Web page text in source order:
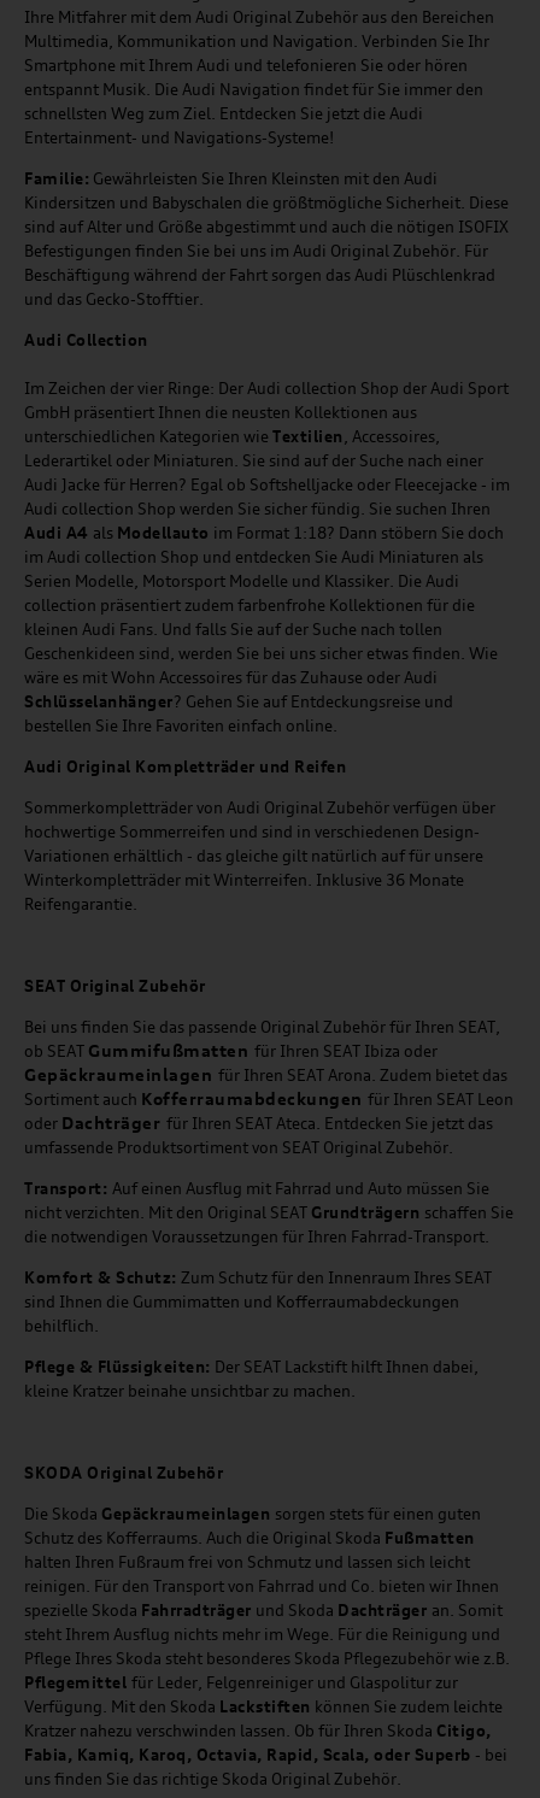
Ihre Mitfahrer mit dem Audi Original Zubehör aus den Bereichen
Multimedia, Kommunikation und Navigation. Verbinden Sie Ihr
Smartphone mit Ihrem Audi und telefonieren Sie oder hören
entspannt Musik. Die Audi Navigation findet für Sie immer den
schnellsten Weg zum Ziel. Entdecken Sie jetzt die Audi
Entertainment- und Navigations-Systeme!
Familie: Gewährleisten Sie Ihren Kleinsten mit den Audi
Kindersitzen und Babyschalen die größtmögliche Sicherheit. Diese
sind auf Alter und Größe abgestimmt und auch die nötigen ISOFIX
Befestigungen finden Sie bei uns im Audi Original Zubehör. Für
Beschäftigung während der Fahrt sorgen das Audi Plüschlenkrad
und das Gecko-Stofftier.
Audi Collection
Im Zeichen der vier Ringe: Der Audi collection Shop der Audi Sport
GmbH präsentiert Ihnen die neusten Kollektionen aus
unterschiedlichen Kategorien wie Textilien , Accessoires,
Lederartikel oder Miniaturen. Sie sind auf der Suche nach einer
Audi Jacke für Herren? Egal ob Softshelljacke oder Fleecejacke - im
Audi collection Shop werden Sie sicher fündig. Sie suchen Ihren
Audi A4 als Modellauto im Format 1:18? Dann stöbern Sie doch
im Audi collection Shop und entdecken Sie Audi Miniaturen als
Serien Modelle, Motorsport Modelle und Klassiker. Die Audi
collection präsentiert zudem farbenfrohe Kollektionen für die
kleinen Audi Fans. Und falls Sie auf der Suche nach tollen
Geschenkideen sind, werden Sie bei uns sicher etwas finden. Wie
wäre es mit Wohn Accessoires für das Zuhause oder Audi
Schlüsselanhänger? Gehen Sie auf Entdeckungsreise und
bestellen Sie Ihre Favoriten einfach online.
Audi Original Kompletträder und Reifen
Sommerkompletträder von Audi Original Zubehör verfügen über
hochwertige Sommerreifen und sind in verschiedenen Design-
Variationen erhältlich - das gleiche gilt natürlich auf für unsere
Winterkompletträder mit Winterreifen. Inklusive 36 Monate
Reifengarantie.
SEAT Original Zubehör
Bei uns finden Sie das passende Original Zubehör für Ihren SEAT,
ob SEAT Gummifußmatten für Ihren SEAT Ibiza oder
Gepäckraumeinlagen für Ihren SEAT Arona. Zudem bietet das
Sortiment auch Kofferraumabdeckungen für Ihren SEAT Leon
oder Dachträger für Ihren SEAT Ateca. Entdecken Sie jetzt das
umfassende Produktsortiment von SEAT Original Zubehör.
Transport: Auf einen Ausflug mit Fahrrad und Auto müssen Sie
nicht verzichten. Mit den Original SEAT Grundträgern schaffen Sie
die notwendigen Voraussetzungen für Ihren Fahrrad-Transport.
Komfort & Schutz: Zum Schutz für den Innenraum Ihres SEAT
sind Ihnen die Gummimatten und Kofferraumabdeckungen
behilflich.
Pflege & Flüssigkeiten: Der SEAT Lackstift hilft Ihnen dabei,
kleine Kratzer beinahe unsichtbar zu machen.
SKODA Original Zubehör
Die Skoda Gepäckraumeinlagen sorgen stets für einen guten
Schutz des Kofferraums. Auch die Original Skoda Fußmatten
halten Ihren Fußraum frei von Schmutz und lassen sich leicht
reinigen. Für den Transport von Fahrrad und Co. bieten wir Ihnen
spezielle Skoda Fahrradträger und Skoda Dachträger an. Somit
steht Ihrem Ausflug nichts mehr im Wege. Für die Reinigung und
Pflege Ihres Skoda steht besonderes Skoda Pflegezubehör wie z.B.
Pflegemittel für Leder, Felgenreiniger und Glaspolitur zur
Verfügung. Mit den Skoda Lackstiften können Sie zudem leichte
Kratzer nahezu verschwinden lassen. Ob für Ihren Skoda Citigo,
Fabia, Kamiq, Karoq, Octavia, Rapid, Scala, oder Superb - bei
uns finden Sie das richtige Skoda Original Zubehör.